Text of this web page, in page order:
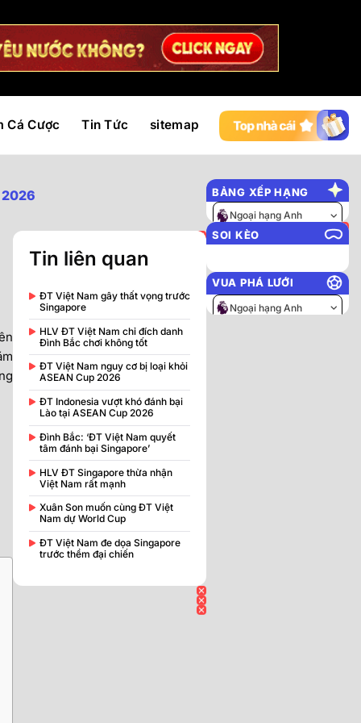
Cá Cược Tin Tức sitemap
Tin liên quan
ĐT Việt Nam gây thất vọng trước
Singapore
HLV ĐT Việt Nam chỉ đích danh
Đình Bắc chơi không tốt
ĐT Việt Nam nguy cơ bị loại khỏi
ASEAN Cup 2026
ĐT Indonesia vượt khó đánh bại
Lào tại ASEAN Cup 2026
Đình Bắc: ‘ĐT Việt Nam quyết
tâm đánh bại Singapore’
HLV ĐT Singapore thừa nhận
Việt Nam rất mạnh
Xuân Son muốn cùng ĐT Việt
Nam dự World Cup
ĐT Việt Nam đe dọa Singapore
trước thềm đại chiến
BẢNG XẾP HẠNG
Ngoại hạng Anh
SOI KÈO
VUA PHÁ LƯỚI
Ngoại hạng Anh